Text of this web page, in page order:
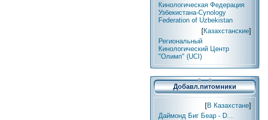
Кинологическая Федерация
Узбекистана-Cynology
Federation of Uzbekistan
[Казахстанские]
Региональный
Кинологический Центр
"Олимп" (UCI)
Добавл.питомники
[В Казахстане]
Даймонд Биг Беар - D...